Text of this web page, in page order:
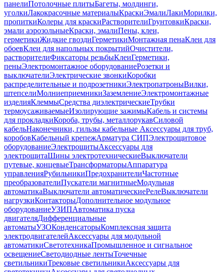
панелиПотолочные плитыБагеты, молдинги,
уголкиЛакокрасочные материалыКраскиЭмалиЛакиМорилки,
пропиткиКолеры для краскиРастворителиГрунтовкиКраски,
эмали аэрозольныеКраски, эмалиПены, клеи,
герметикиЖидкие гвоздиГерметикиМонтажная пенаКлеи для
обоевКлеи для напольных покрытийОчистители,
растворителиФиксаторы резьбыКлеиГерметики,
пеныЭлектромонтажное оборудованиеРозетки и
выключателиЭлектрические звонкиКоробки
распределительные и подрозетникиЭлектропатроныВилки,
штепселиМолниеприемникиЗаземлениеЭлектромонтажные
изделияКлеммыСредства диэлектрическиеТрубки
термоусаживаемыеИзолирующие зажимыКабель и системы
для прокладкиКороба, трубы, металлорукавСиловой
кабельНаконечники, гильзы кабельные Аксессуары для труб,
коробовКабельный крепежАрматура СИПЭлектрощитовое
оборудованиеЭлектрощитыАксессуары для
электрощитаШины электротехническиеВыключатели
путевые, концевыеТрансформаторыАппаратура
управленияРубильникиПредохранителиЧастотные
преобразователиПускатели магнитныеМодульная
автоматикаВыключатели автоматическиеРелеВыключатели
нагрузкиКонтакторыДополнительное модульное
оборудованиеУЗИПАвтоматика пуска
двигателяДифференциальные
автоматыУЗОКонденсаторыКомплексная защита
электродвигателейАксессуары для модульной
автоматикиСветотехникаПромышленное и сигнальное
освещениеСветодиодные лентыТочечные
светильникиТрековые светильникиАксессуары для